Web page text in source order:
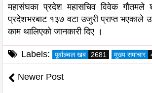
महासंघका प्रदेश महासचिव विवेक गौतमले
प्रदेशभरबाट १३७ वटा उजुरी प्राप्त भएकाले
काम थालिएको जानकारी दिए ।
Labels: पूर्वाञ्चल खब 2681 मुख्य समाचार
Newer Post